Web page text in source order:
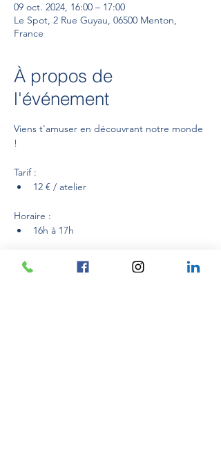
09 oct. 2024, 16:00 – 17:00
Le Spot, 2 Rue Guyau, 06500 Menton,
France
À propos de
l'événement
Viens t'amuser en découvrant notre monde
!
Tarif :
12 € / atelier
Horaire :
16h à 17h
Lieu :